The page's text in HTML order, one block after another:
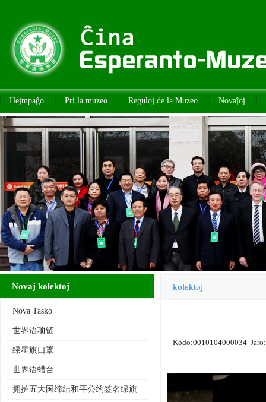
Hejmpaĝo Pri la muzeo Reguloj de la Muzeo Novaĵoj
Novaj kolektoj
Nova Tasko
世界语项链
绿星旗口罩
世界语蜡台
拥护五大国缔结和平公约签名绿旗
kolektoj
Kodo:0010104000034